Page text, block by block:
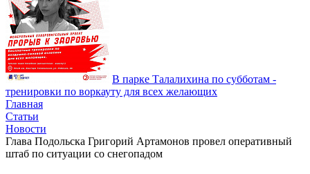
В парке Талалихина по субботам -
тренировки по воркауту для всех желающих
Главная
Статьи
Новости
Глава Подольска Григорий Артамонов провел оперативный
штаб по ситуации со снегопадом